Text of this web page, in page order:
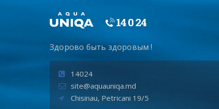
Здорово быть здоровым !
14024
site@aquauniqa.md
Chisinau, Petricani 19/5